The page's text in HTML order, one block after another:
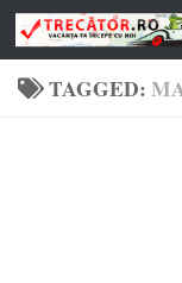
Skip to
TAGGED: